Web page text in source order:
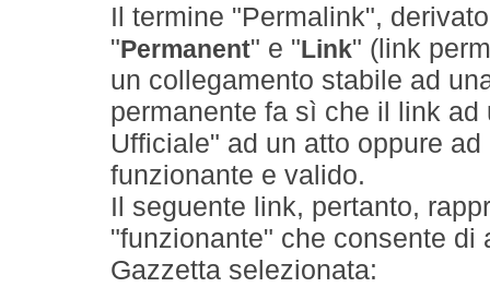
Il termine "Permalink",
" Permanent" e " Link" (link
un collegamento stabile ad
permanente fa sì che il link
Ufficiale" ad un atto oppure
funzionante e valido.
Il seguente link, pertanto,
"funzionante" che consente
Gazzetta selezionata: